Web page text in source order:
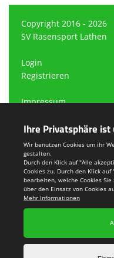
Copyright 2016 - 2026
SV Rasensport Lathen
Login
Registrieren
Impressum
Teamsports 2
Dein Sportverein online